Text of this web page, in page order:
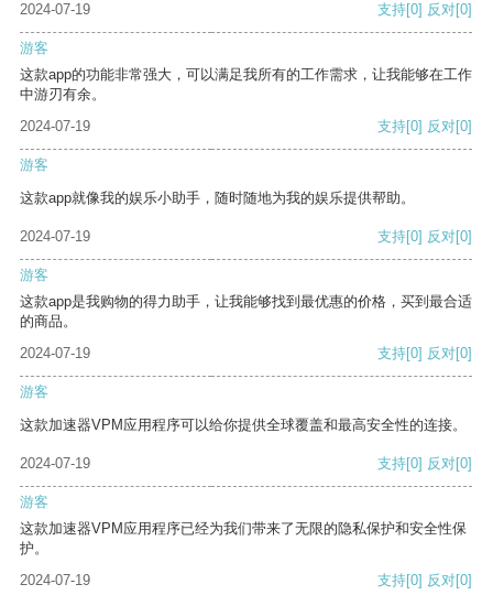
2024-07-19 支持[0] 反对[0]
游客
这款app的功能非常强大，可以满足我所有的工作需求，让我能够在工作
中游刃有余。
2024-07-19
支持[0] 反对[0]
游客
这款app就像我的娱乐小助手，随时随地为我的娱乐提供帮助。
2024-07-19 支持[0] 反对[0]
游客
这款app是我购物的得力助手，让我能够找到最优惠的价格，买到最合适
的商品。
2024-07-19
支持[0] 反对[0]
游客
这款加速器VPM应用程序可以给你提供全球覆盖和最高安全性的连接。
2024-07-19 支持[0] 反对[0]
游客
这款加速器VPM应用程序已经为我们带来了无限的隐私保护和安全性保
护。
2024-07-19
支持[0] 反对[0]